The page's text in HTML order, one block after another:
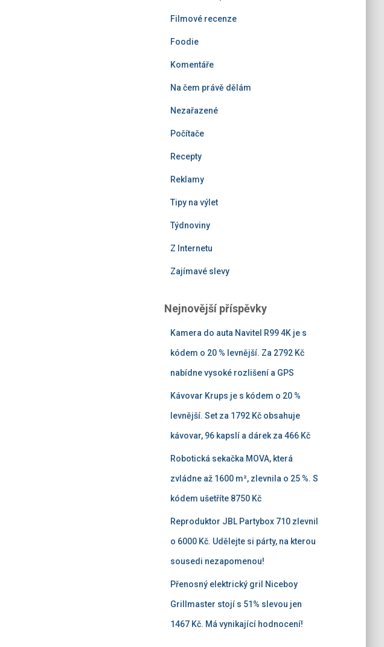
Filmové recenze
Foodie
Komentáře
Na čem právě dělám
Nezařazené
Počítače
Recepty
Reklamy
Tipy na výlet
Týdnoviny
Z Internetu
Zajímavé slevy
Nejnovější příspěvky
Kamera do auta Navitel R99 4K je s
kódem o 20 % levnější. Za 2792 Kč
nabídne vysoké rozlišení a GPS
Kávovar Krups je s kódem o 20 %
levnější. Set za 1792 Kč obsahuje
kávovar, 96 kapslí a dárek za 466 Kč
Robotická sekačka MOVA, která
zvládne až 1600 m², zlevnila o 25 %. S
kódem ušetříte 8750 Kč
Reproduktor JBL Partybox 710 zlevnil
o 6000 Kč. Udělejte si párty, na kterou
sousedi nezapomenou!
Přenosný elektrický gril Niceboy
Grillmaster stojí s 51% slevou jen
1467 Kč. Má vynikající hodnocení!